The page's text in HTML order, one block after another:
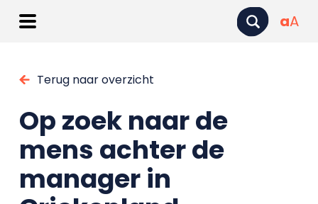
aA
Terug naar overzicht
Op zoek naar de
mens achter de
manager in